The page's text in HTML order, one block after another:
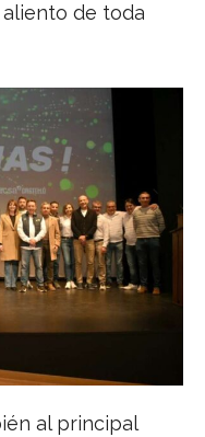
de toda
al principal